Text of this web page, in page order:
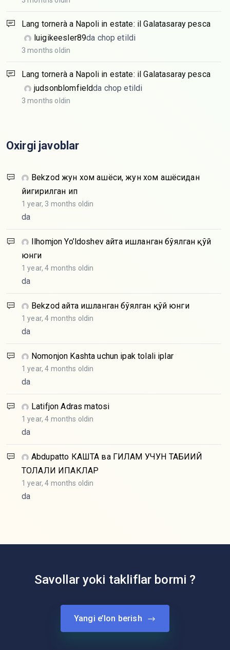
Lang tornerà a Napoli in estate: il Galatasaray pesca
luigikeesler89da chop etildi
3 months oldin
Lang tornerà a Napoli in estate: il Galatasaray pesca
judsonblomfieldda chop etildi
3 months oldin
Oxirgi javoblar
Bekzod жун хом ашёси, жун хом ашёсидан
йигирилган ип
1 year, 3 months oldin
da
Ilhomjon Yo’ldoshev Қайта ишланган бўялган қўй
юнги
1 year, 4 months oldin
da
Bekzod Қайта ишланган бўялган қўй юнги
1 year, 4 months oldin
da
Nomonjon Kashta uchun ipak tolali iplar
1 year, 4 months oldin
da
Latifjon Adras matosi
1 year, 4 months oldin
da
Abdupatto КАШТА ва ГИЛАМ УЧУН ТАБИИЙ
ТОЛАЛИ ИПАКЛАР
1 year, 4 months oldin
da
Savollar yoki takliflar bormi ?
Yangi e’lon berish